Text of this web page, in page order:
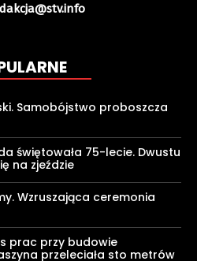
Samobójstwo proboszcza
świętowała 75-lecie. Dwustu
na zjeździe
Wzruszająca ceremonia
prac przy budowie
przeleciała sto metrów